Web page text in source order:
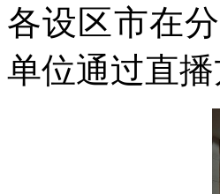
各设区市在
单位通过直